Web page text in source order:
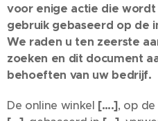
voor enige actie die
gebruik gebaseerd op de
We raden u ten zeerste
zoeken en dit document
behoeften van uw bedrijf.
De online winkel [….], op